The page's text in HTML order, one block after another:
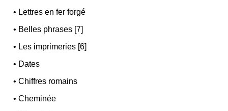
• Lettres en fer forgé
• Belles phrases [7]
• Les imprimeries [6]
• Dates
•Chiffres romains
•Cheminée